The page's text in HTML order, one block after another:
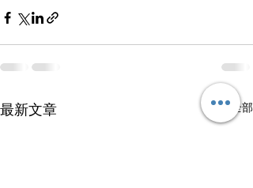
最新文章 查看全部